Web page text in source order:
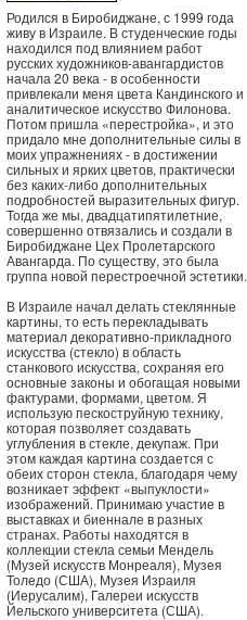
Родился в Биробиджане, с 1999 года
живу в Израиле. В студенческие годы
находился под влиянием работ
русских художников-авангардистов
начала 20 века - в особенности
привлекали меня цвета Кандинского и
аналитическое искусство Филонова.
Потом пришла «перестройка», и это
придало мне дополнительные силы в
моих упражнениях - в достижении
сильных и ярких цветов, практически
без каких-либо дополнительных
подробностей выразительных фигур.
Тогда же мы, двадцатипятилетние,
совершенно отвязались и создали в
Биробиджане Цех Пролетарского
Авангарда. По существу, это была
группа новой перестроечной эстетики.
В Израиле начал делать стеклянные
картины, то есть перекладывать
материал декоративно-прикладного
искусства (стекло) в область
станкового искусства, сохраняя его
основные законы и обогащая новыми
фактурами, формами, цветом. Я
использую пескоструйную технику,
которая позволяет создавать
углубления в стекле, декупаж. При
этом каждая картина создается с
обеих сторон стекла, благодаря чему
возникает эффект «выпуклости»
изображений. Принимаю участие в
выставках и биеннале в разных
странах. Работы находятся в
коллекции стекла семьи Мендель
(Музей искусств Монреаля), Музея
Толедо (США), Музея Израиля
(Иерусалим), Галереи искусств
Йельского университета (США).